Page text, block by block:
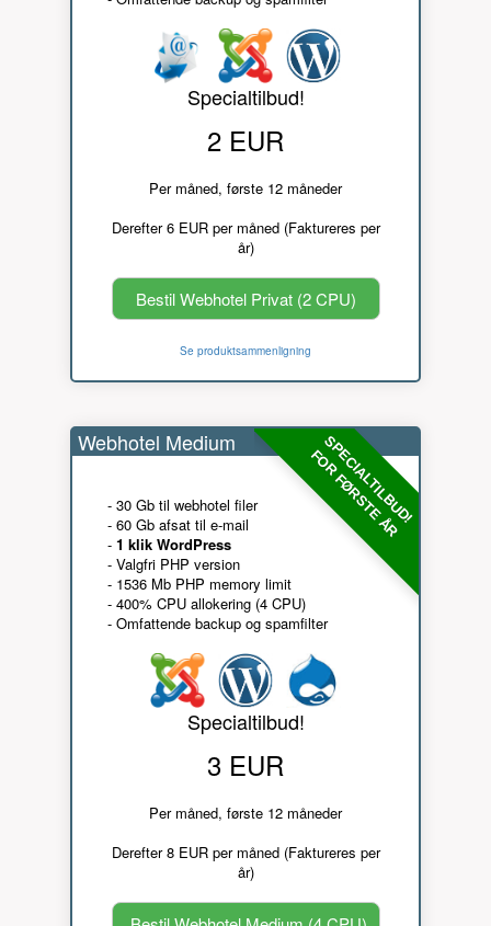
Specialtilbud!
2 EUR
Per måned, første 12 måneder
Derefter 6 EUR per måned (Faktureres per
år)
Bestil Webhotel Privat (2 CPU)
Se produktsammenligning
SPECIALTILBUD!
FOR FØRSTE ÅR
Webhotel Medium
- 30 Gb til webhotel filer
- 60 Gb afsat til e-mail
- 1 klik WordPress
- Valgfri PHP version
- 1536 Mb PHP memory limit
- 400% CPU allokering (4 CPU)
- Omfattende backup og spamfilter
Specialtilbud!
3 EUR
Per måned, første 12 måneder
Derefter 8 EUR per måned (Faktureres per
år)